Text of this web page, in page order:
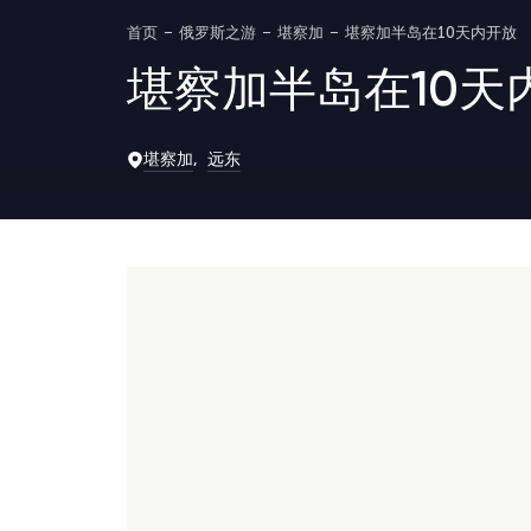
首页 俄罗斯之游 堪察加 堪察加半岛在10天内开放
堪察加半岛在10天
堪察加 远东